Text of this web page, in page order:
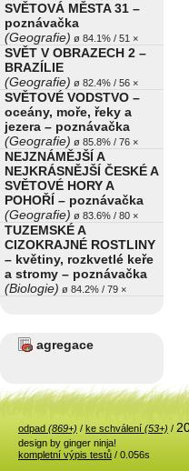
SVĚTOVÁ MĚSTA 31 –
poznávačka
(Geografie) ø 84.1% / 51 ×
SVĚT V OBRAZECH 2 –
BRAZÍLIE
(Geografie) ø 82.4% / 56 ×
SVĚTOVÉ VODSTVO –
oceány, moře, řeky a
jezera – poznávačka
(Geografie) ø 85.8% / 76 ×
NEJZNÁMĚJŠÍ A
NEJKRÁSNĚJŠÍ ČESKÉ A
SVĚTOVÉ HORY A
POHOŘÍ – poznávačka
(Geografie) ø 83.6% / 80 ×
TUZEMSKÉ A
CIZOKRAJNÉ ROSTLINY
– květiny, rozkvetlé keře
a stromy – poznávačka
(Biologie) ø 84.2% / 79 ×
agregace
odpad (869+) / ke schválení (53+) /
design by ginger ninja!
kompletní výpis testů / 0.056s